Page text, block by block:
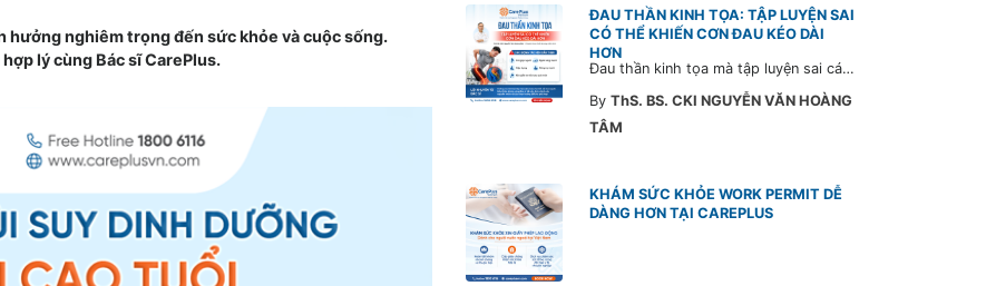
hưởng nghiêm trọng đến sức khỏe và cuộc sống.
lý cùng Bác sĩ CarePlus.
ĐAU THẦN KINH TỌA: TẬP LUYỆN SAI
CÓ THỂ KHIẾN CƠN ĐAU KÉO DÀI
HƠN
Đau thần kinh tọa mà tập luyện sai cách có thể khiến cơn đau trở nặng và kéo dài thời gian hồi phục. Tham khảo chia sẻ của Bác sĩ CarePlus để nắm các động tác cần tránh và có góc nhìn đúng về phương pháp điều trị phù hợp trong bài viết sau.
ByThS. BS. CKI NGUYỄN VĂN HOÀNG
TÂM
KHÁM SỨC KHỎE WORK PERMIT DỄ
DÀNG HƠN TẠI CAREPLUS